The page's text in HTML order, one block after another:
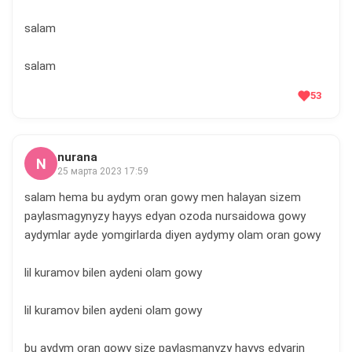
salam
salam
53
N nurana
25 марта 2023 17:59
salam hema bu aydym oran gowy men halayan sizem
paylasmagynyzy hayys edyan ozoda nursaidowa gowy
aydymlar ayde yomgirlarda diyen aydymy olam oran gowy
lil kuramov bilen aydeni olam gowy
lil kuramov bilen aydeni olam gowy
bu aydym oran gowy size paylasmanyzy hayys edyarin